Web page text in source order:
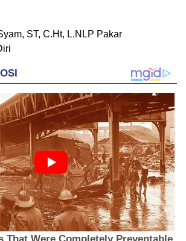
ST, C.Ht, L.NLP Pakar